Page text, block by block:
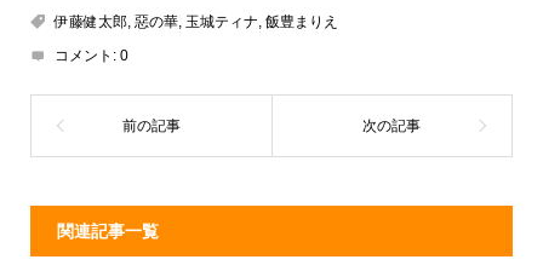
a
d
s
n
e
o
伊藤健太郎, 惡の華, 玉城ティナ, 飯豊まりえ
コメント: 0
関連記事一覧